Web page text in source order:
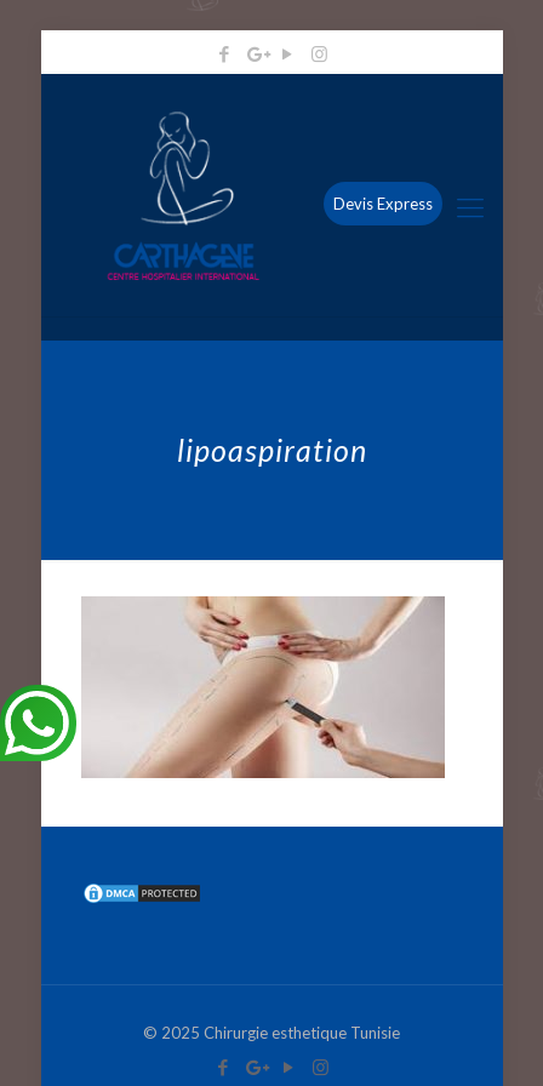
Devis Express
lipoaspiration
© 2025 Chirurgie esthetique Tunisie